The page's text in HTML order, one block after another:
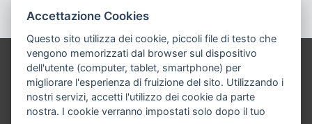
Pié di pagina di Comune di
Accettazione Cookies
Questo sito utilizza dei cookie, piccoli file di testo che
vengono memorizzati dal browser sul dispositivo
dell'utente (computer, tablet, smartphone) per
migliorare l'esperienza di fruizione del sito. Utilizzando i
nostri servizi, accetti l'utilizzo dei cookie da parte
nostra. I cookie verranno impostati solo dopo il tuo